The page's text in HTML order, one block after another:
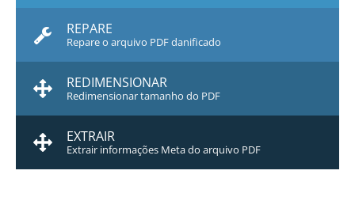
REPARE
Repare o arquivo PDF danificado
REDIMENSIONAR
Redimensionar tamanho do PDF
EXTRAIR
Extrair informações Meta do arquivo PDF